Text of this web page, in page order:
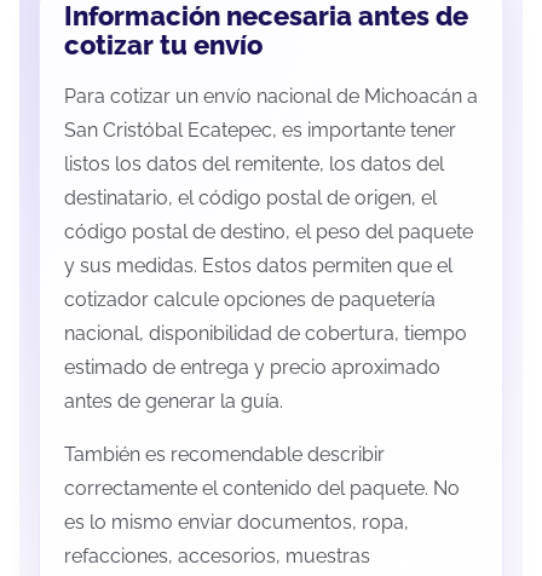
Información necesaria antes de
cotizar tu envío
Para cotizar un envío nacional de Michoacán a
San Cristóbal Ecatepec, es importante tener
listos los datos del remitente, los datos del
destinatario, el código postal de origen, el
código postal de destino, el peso del paquete
y sus medidas. Estos datos permiten que el
cotizador calcule opciones de paquetería
nacional, disponibilidad de cobertura, tiempo
estimado de entrega y precio aproximado
antes de generar la guía.
También es recomendable describir
correctamente el contenido del paquete. No
es lo mismo enviar documentos, ropa,
refacciones, accesorios, muestras